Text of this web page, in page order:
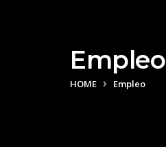
Empleo
HOME Empleo